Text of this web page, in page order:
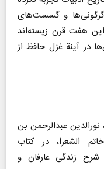
و گسست‌های
هفت قرن زیسته‌اند
در آینة غزل حافظ از
عبدالرحمن بن
الشعرا، در کتاب
زندگی عارفان و